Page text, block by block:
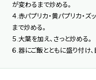
が変わるまで炒める。
４.赤パプリカ・黄パプリカ・ズ
まで炒める。
５.大葉を加え、さっと炒める。
６.器にご飯とともに盛り付け